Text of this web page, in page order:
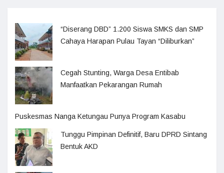
“Diserang DBD” 1.200 Siswa SMKS dan SMP
Cahaya Harapan Pulau Tayan “Diliburkan”
Cegah Stunting, Warga Desa Entibab
Manfaatkan Pekarangan Rumah
Puskesmas Nanga Ketungau Punya Program Kasabu
Tunggu Pimpinan Definitif, Baru DPRD Sintang
Bentuk AKD